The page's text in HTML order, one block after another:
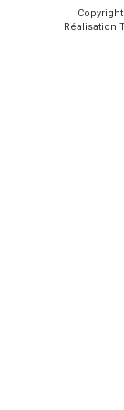
Réalisation